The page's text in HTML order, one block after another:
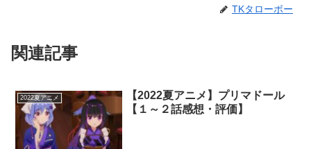
TKタローボー
関連記事
2022夏アニメ
【2022夏アニメ】プリマドール
【１～２話感想・評価】